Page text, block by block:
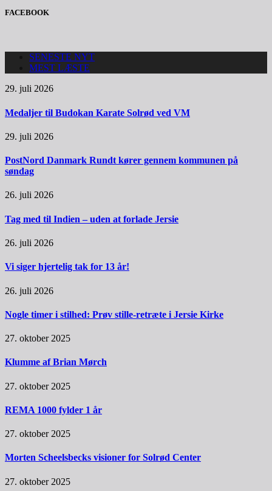
FACEBOOK
SENESTE NYT
MEST LÆSTE
29. juli 2026
Medaljer til Budokan Karate Solrød ved VM
29. juli 2026
PostNord Danmark Rundt kører gennem kommunen på
søndag
26. juli 2026
Tag med til Indien – uden at forlade Jersie
26. juli 2026
Vi siger hjertelig tak for 13 år!
26. juli 2026
Nogle timer i stilhed: Prøv stille-retræte i Jersie Kirke
27. oktober 2025
Klumme af Brian Mørch
27. oktober 2025
REMA 1000 fylder 1 år
27. oktober 2025
Morten Scheelsbecks visioner for Solrød Center
27. oktober 2025